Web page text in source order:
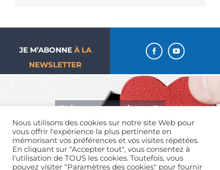
JE M’ABONNE À LA
NEWSLETTER
J’aime ma paroisse… Je
donne !
Nous utilisons des cookies sur notre site Web pour
vous offrir l'expérience la plus pertinente en
mémorisant vos préférences et vos visites répétées.
En cliquant sur "Accepter tout", vous consentez à
l'utilisation de TOUS les cookies. Toutefois, vous
pouvez visiter "Paramètres des cookies" pour fournir